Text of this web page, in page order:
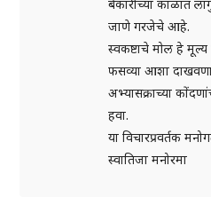
बेकारीच्या काळात
जाणे गरजेचे आहे.
स्वकष्टाचे मोल हे मूल्य
फसव्या आशा
अभ्यासक्राच्या
हवा.
या विचारप्रवर्तक
स्वातिजा मनोरमा